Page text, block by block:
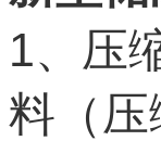
1、压
料（